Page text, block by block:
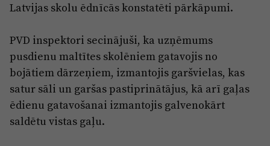
Latvijas skolu ēdnīcās konstatēti pārkāpumi.
PVD inspektori secinājuši, ka uzņēmums
pusdienu maltītes skolēniem gatavojis no
bojātiem dārzeņiem, izmantojis garšvielas, kas
satur sāli un garšas pastiprinātājus, kā arī gaļas
ēdienu gatavošanai izmantojis galvenokārt
saldētu vistas gaļu.